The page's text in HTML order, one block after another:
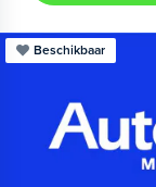
Beschikbaar